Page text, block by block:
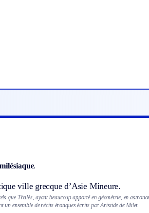
milésiaque.
ville grecque d’Asie Mineure.
que Thalès, ayant beaucoup apporté en géométrie, en
un ensemble de récits érotiques écrits par Aristide de Milet.